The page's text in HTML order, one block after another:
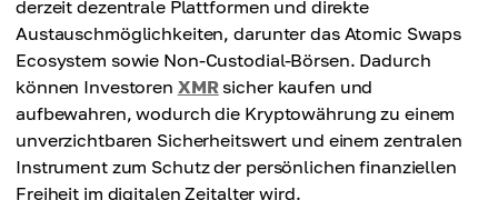
derzeit dezentrale Plattformen und direkte
Austauschmöglichkeiten, darunter das Atomic Swaps
Ecosystem sowie Non-Custodial-Börsen. Dadurch
können Investoren XMRsicher kaufen und
aufbewahren, wodurch die Kryptowährung zu einem
unverzichtbaren Sicherheitswert und einem zentralen
Instrument zum Schutz der persönlichen finanziellen
Freiheit im digitalen Zeitalter wird.